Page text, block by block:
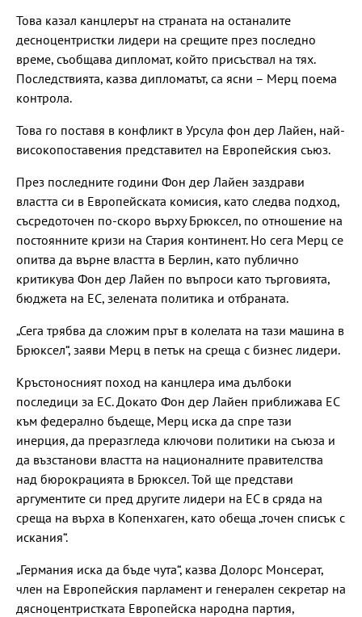
Това казал канцлерът на страната на останалите
десноцентристки лидери на срещите през последно
време, съобщава дипломат, който присъствал на тях.
Последствията, казва дипломатът, са ясни – Мерц поема
контрола.
Това го поставя в конфликт в Урсула фон дер Лайен, най-
високопоставения представител на Европейския съюз.
През последните години Фон дер Лайен заздрави
властта си в Европейската комисия, като следва подход,
съсредоточен по-скоро върху Брюксел, по отношение на
постоянните кризи на Стария континент. Но сега Мерц се
опитва да върне властта в Берлин, като публично
критикува Фон дер Лайен по въпроси като търговията,
бюджета на ЕС, зелената политика и отбраната.
„Сега трябва да сложим прът в колелата на тази машина в
Брюксел“, заяви Мерц в петък на среща с бизнес лидери.
Кръстоносният поход на канцлера има дълбоки
последици за ЕС. Докато Фон дер Лайен приближава ЕС
към федерално бъдеще, Мерц иска да спре тази
инерция, да преразгледа ключови политики на съюза и
да възстанови властта на националните правителства
над бюрокрацията в Брюксел. Той ще представи
аргументите си пред другите лидери на ЕС в сряда на
среща на върха в Копенхаген, като обеща „точен списък с
искания“.
„Германия иска да бъде чута“, казва Долорс Монсерат,
член на Европейския парламент и генерален секретар на
дясноцентристката Европейска народна партия,